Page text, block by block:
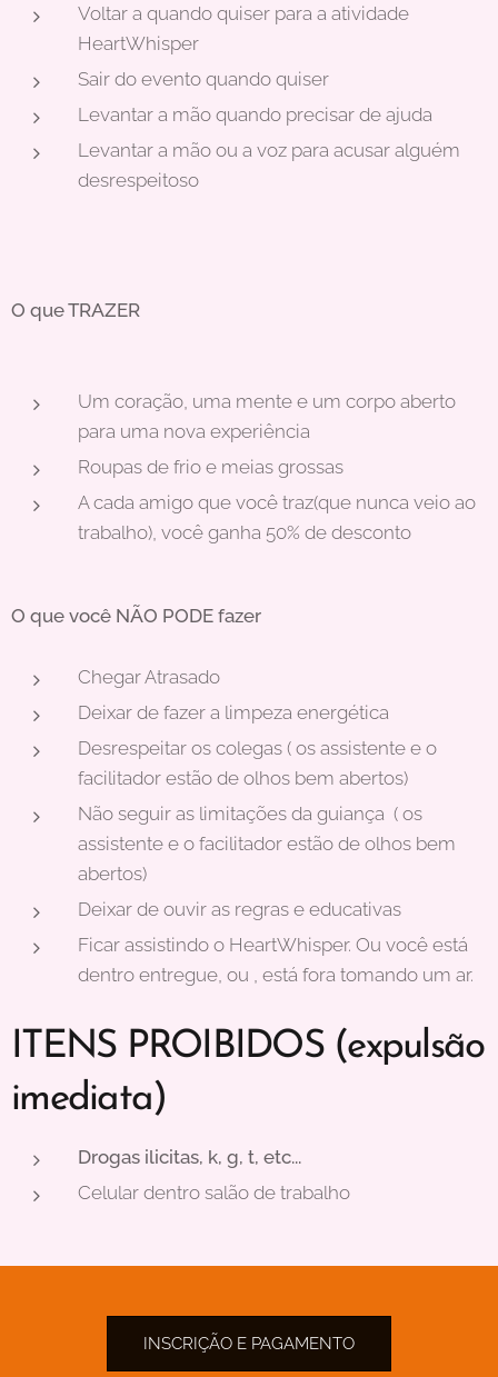
Voltar a quando quiser para a atividade
HeartWhisper
Sair do evento quando quiser
Levantar a mão quando precisar de ajuda
Levantar a mão ou a voz para acusar alguém
desrespeitoso
O que TRAZER
Um coração, uma mente e um corpo aberto
para uma nova experiência
Roupas de frio e meias grossas
A cada amigo que você traz(que nunca veio ao
trabalho), você ganha 50% de desconto
O que você NÃO PODE fazer
Chegar Atrasado
Deixar de fazer a limpeza energética
Desrespeitar os colegas ( os assistente e o
facilitador estão de olhos bem abertos)
Não seguir as limitações da guiança ( os
assistente e o facilitador estão de olhos bem
abertos)
Deixar de ouvir as regras e educativas
Ficar assistindo o HeartWhisper. Ou você está
dentro entregue, ou , está fora tomando um ar.
ITENS PROIBIDOS (expulsão
imediata)
Drogas ilicitas, k, g, t, etc...
Celular dentro salão de trabalho
INSCRIÇÃO E PAGAMENTO